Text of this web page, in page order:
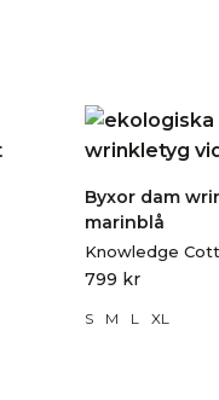
Byxor dam
marinblå
Knowledge
799 kr
S M L XL